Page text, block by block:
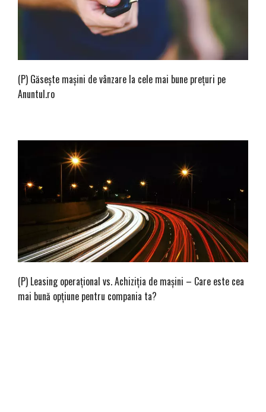
(P) Găsește mașini de vânzare la cele mai bune prețuri pe
Anuntul.ro
(P) Leasing operaţional vs. Achiziţia de maşini – Care este cea
mai bună opţiune pentru compania ta?